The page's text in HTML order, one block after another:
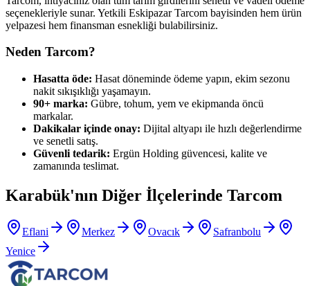
seçenekleriyle sunar. Yetkili EskipazarTarcom bayisinden hem ürün
yelpazesi hem finansman esnekliği bulabilirsiniz.
Neden Tarcom?
Hasatta öde: Hasat döneminde ödeme yapın, ekim sezonu
nakit sıkışıklığı yaşamayın.
90+ marka: Gübre, tohum, yem ve ekipmanda öncü
markalar.
Dakikalar içinde onay: Dijital altyapı ile hızlı değerlendirme
ve senetli satış.
Güvenli tedarik: Ergün Holding güvencesi, kalite ve
zamanında teslimat.
Karabük'nın Diğer İlçelerinde Tarcom
Eflani Merkez Ovacık
Safranbolu
Yenice